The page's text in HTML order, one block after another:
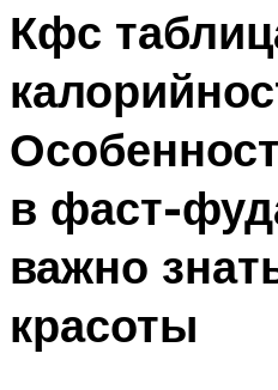
Кфс
в фаст-
важно
красоты